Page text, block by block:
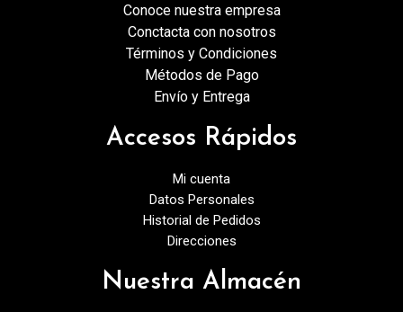
Conoce nuestra empresa
Conctacta con nosotros
Términos y Condiciones
Métodos de Pago
Envío y Entrega
Accesos Rápidos
Mi cuenta
Datos Personales
Historial de Pedidos
Direcciones
Nuestra Almacén